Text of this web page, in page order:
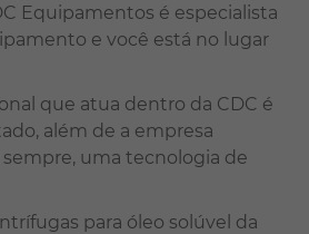
Equipamentos é especialista
e você está no lugar
que atua dentro da CDC é
além de a empresa
sempre, uma tecnologia de
para óleo solúvel da